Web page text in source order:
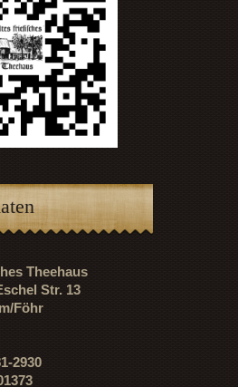
Theehaus
Str. 13
Föhr
2930